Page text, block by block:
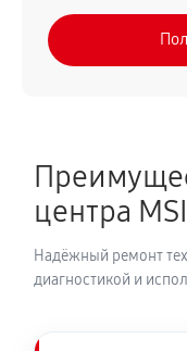
центра
Надёжный ремонт
диагностикой и